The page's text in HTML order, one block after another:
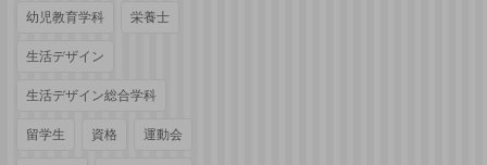
幼児教育学科 栄養士
生活デザイン
生活デザイン総合学科
留学生 資格 運動会